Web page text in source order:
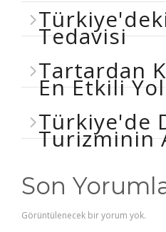
Tedavisi
Tartardan
En Etkili
Türkiye'de
Turizminin
Son
Görüntülenecek bir yorum yok.